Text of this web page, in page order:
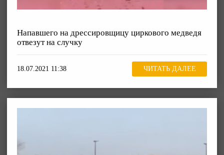
Напавшего на дрессировщицу циркового медведя
отвезут на случку
18.07.2021 11:38 ЧИТАТЬ ДАЛЕЕ